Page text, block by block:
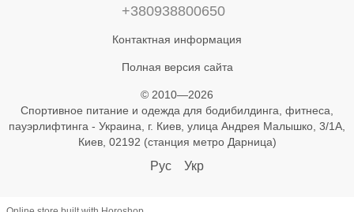
+380938800650
Контактная информация
Полная версия сайта
© 2010—2026
Спортивное питание и одежда для бодибилдинга, фитнеса,
пауэрлифтинга - Украина, г. Киев, улица Андрея Малышко, 3/1А,
Киев, 02192 (станция метро Дарница)
Рус Укр